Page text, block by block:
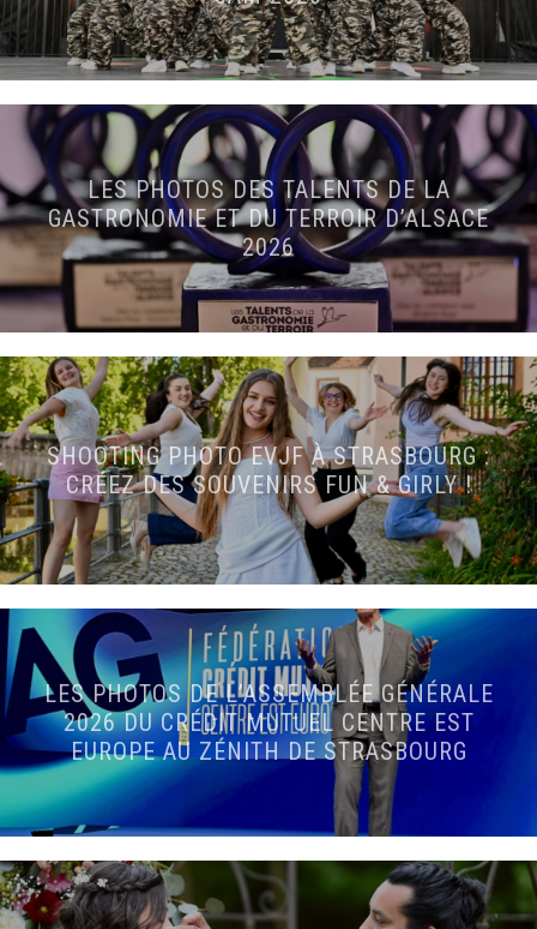
LES PHOTOS DES TALENTS DE LA
GASTRONOMIE ET DU TERROIR D’ALSACE
2026
SHOOTING PHOTO EVJF À STRASBOURG :
CRÉEZ DES SOUVENIRS FUN & GIRLY !
LES PHOTOS DE L’ASSEMBLÉE GÉNÉRALE
2026 DU CRÉDIT MUTUEL CENTRE EST
EUROPE AU ZÉNITH DE STRASBOURG